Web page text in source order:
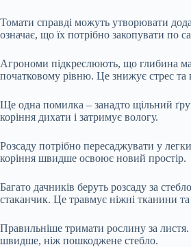
Томати справді можуть утворювати
означає, що їх потрібно закопувати по
Агрономи підкреслюють, що глибина
початковому рівню. Це знижує стрес та
Ще одна помилка – занадто щільний
коріння дихати і затримує вологу.
Розсаду потрібно пересаджувати у
коріння швидше освоює новий простір.
Багато дачників беруть розсаду за
стаканчик. Це травмує ніжні тканини та
Правильніше тримати рослину за
швидше, ніж пошкоджене стебло.